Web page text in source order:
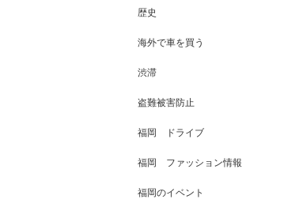
歴史
海外で車を買う
渋滞
盗難被害防止
福岡 ドライブ
福岡 ファッション情報
福岡のイベント